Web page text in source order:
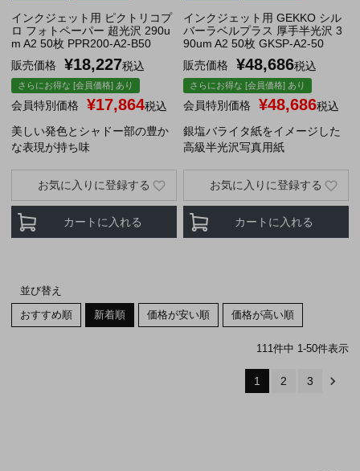
インクジェット用 ピクトリコプ
ロ フォトペーパー 超光沢 290u
m A2 50枚 PPR200-A2-B50
販売価格
¥18,227税込
さらにお得な [会員価格] あり
会員特別価格 ¥17,864税込
美しい発色とシャドー部の豊か
な表現が持ち味
カートに入れる
お気に入りに登録する
インクジェット用 GEKKO シル
バーラベルプラス 厚手半光沢 3
90um A2 50枚 GKSP-A2-50
販売価格
¥48,686税込
さらにお得な [会員価格] あり
会員特別価格 ¥48,686税込
銀塩バライタ紙をイメージした
高級半光沢写真用紙
カートに入れる
お気に入りに登録する
並び替え
おすすめ順
新着順 価格が安い順 価格が高い順
111件中 1-50件表示
1 2 3